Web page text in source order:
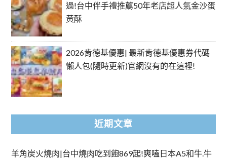
過!台中伴手禮推薦50年老店超人氣金沙蛋
黃酥
2026肯德基優惠| 最新肯德基優惠券代碼
懶人包(隨時更新)官網沒有的在這裡!
近期文章
羊角炭火燒肉|台中燒肉吃到飽869起!爽嗑日本A5和牛.牛